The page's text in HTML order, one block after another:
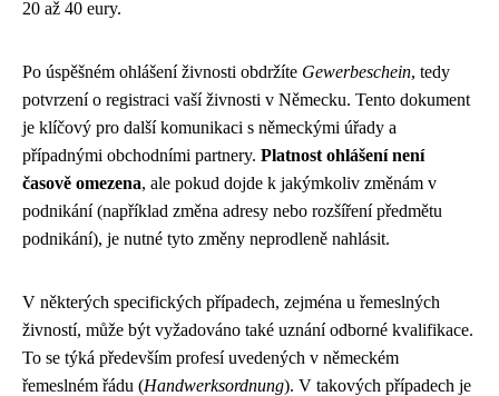
20 až 40 eury.
Po úspěšném ohlášení živnosti obdržíte Gewerbeschein, tedy
potvrzení o registraci vaší živnosti v Německu. Tento dokument
je klíčový pro další komunikaci s německými úřady a
případnými obchodními partnery. Platnost ohlášení není
časově omezena, ale pokud dojde k jakýmkoliv změnám v
podnikání (například změna adresy nebo rozšíření předmětu
podnikání), je nutné tyto změny neprodleně nahlásit.
V některých specifických případech, zejména u řemeslných
živností, může být vyžadováno také uznání odborné kvalifikace.
To se týká především profesí uvedených v německém
řemeslném řádu (Handwerksordnung). V takových případech je